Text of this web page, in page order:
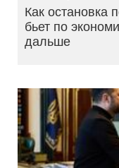
Как остановка
бьет по
дальше